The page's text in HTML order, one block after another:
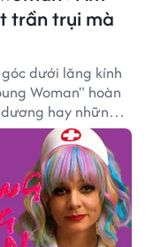
trần trụi mà
dưới lăng kính
Woman" hoàn
hay những
bình.